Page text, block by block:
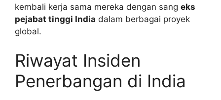
kembali kerja sama mereka dengan sang eks
pejabat tinggi India dalam berbagai proyek
global.
Riwayat Insiden
Penerbangan di India